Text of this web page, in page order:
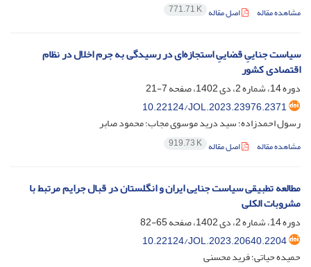
مشاهده مقاله اصل مقاله 771.71 K
سیاست جناییِ قضاییِ استجازه‌ای در رسیدگی به جرم اخلال در نظام
اقتصادی کشور
دوره 14، شماره 2، دی 1402، صفحه
7-21
10.22124/JOL.2023.23976.2371
رسول احمدزاده؛ سید درید موسوی مجاب؛ محمود صابر
مشاهده مقاله اصل مقاله 919.73 K
مطالعه تطبیقی سیاست جنایی ایران و انگلستان در قبال جرایم مرتبط با
مشروبات الکلی
دوره 14، شماره 2، دی 1402، صفحه
65-82
10.22124/JOL.2023.20640.2204
حمیده حیاتی؛ فرید محسنی